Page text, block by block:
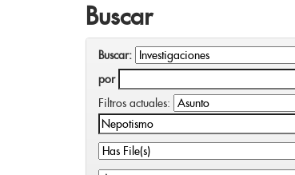
Buscar
Buscar:
por
Filtros actuales: